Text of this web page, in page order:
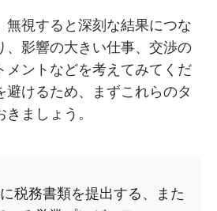
無視すると深刻な結果につな
、影響の大きい仕事、交渉の
メントなどを考えてみてくだ
避けるため、まずこれらのタ
ましょう。
税務書類を提出する、また